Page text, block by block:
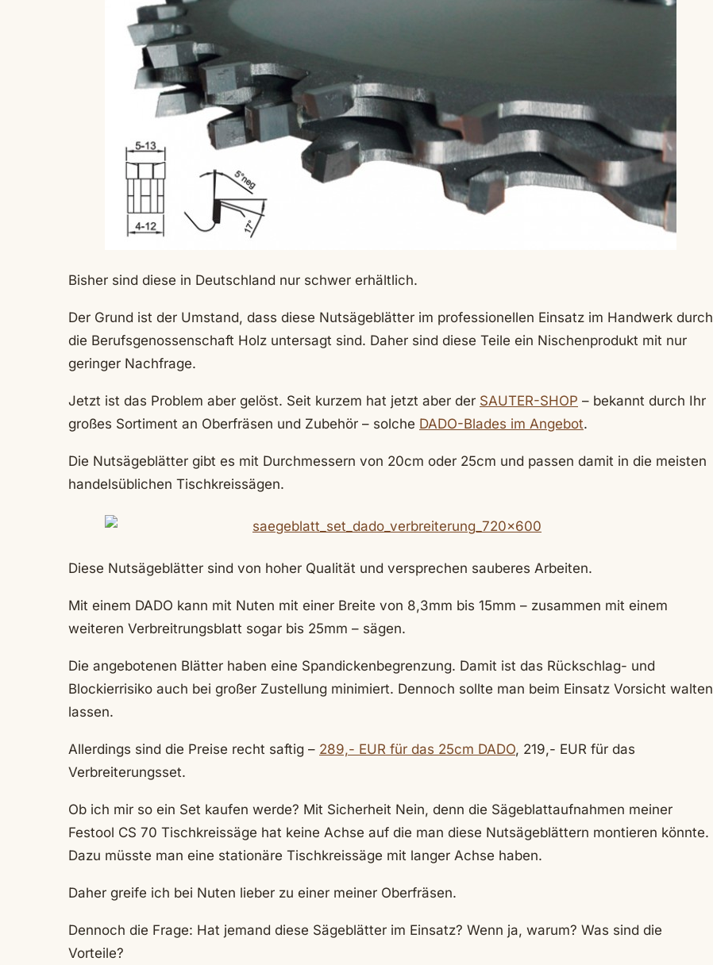
Bisher sind diese in Deutschland nur schwer erhältlich.
Der Grund ist der Umstand, dass diese Nutsägeblätter im professionellen Einsatz im Handwerk durch
die Berufsgenossenschaft Holz untersagt sind. Daher sind diese Teile ein Nischenprodukt mit nur
geringer Nachfrage.
Jetzt ist das Problem aber gelöst. Seit kurzem hat jetzt aber der SAUTER-SHOP – bekannt durch Ihr
großes Sortiment an Oberfräsen und Zubehör – solche DADO-Blades im Angebot.
Die Nutsägeblätter gibt es mit Durchmessern von 20cm oder 25cm und passen damit in die meisten
handelsüblichen Tischkreissägen.
Diese Nutsägeblätter sind von hoher Qualität und versprechen sauberes Arbeiten.
Mit einem DADO kann mit Nuten mit einer Breite von 8,3mm bis 15mm – zusammen mit einem
weiteren Verbreitrungsblatt sogar bis 25mm – sägen.
Die angebotenen Blätter haben eine Spandickenbegrenzung. Damit ist das Rückschlag- und
Blockierrisiko auch bei großer Zustellung minimiert. Dennoch sollte man beim Einsatz Vorsicht walten
lassen.
Allerdings sind die Preise recht saftig – 289,- EUR für das 25cm DADO, 219,- EUR für das
Verbreiterungsset.
Ob ich mir so ein Set kaufen werde? Mit Sicherheit Nein, denn die Sägeblattaufnahmen meiner
Festool CS 70 Tischkreissäge hat keine Achse auf die man diese Nutsägeblättern montieren könnte.
Dazu müsste man eine stationäre Tischkreissäge mit langer Achse haben.
Daher greife ich bei Nuten lieber zu einer meiner Oberfräsen.
Dennoch die Frage: Hat jemand diese Sägeblätter im Einsatz? Wenn ja, warum? Was sind die
Vorteile?